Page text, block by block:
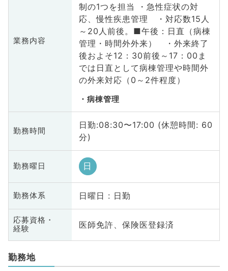
業務内容
制の1つを担当 ・急性症状の対
応、慢性疾患管理 ・対応数15人
～20人前後。■午後：日直（病棟
管理・時間外外来） ・外来終了
後およそ12：30前後～17：00ま
では日直として病棟管理や時間外
の外来対応（0～2件程度）
病棟管理
勤務時間
日勤:08:30〜17:00 (休憩時間: 60
分)
勤務曜日 日
勤務体系 日曜日 : 日勤
応募資格・
経験
医師免許、保険医登録済
勤務地